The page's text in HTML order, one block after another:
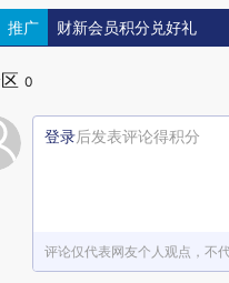
推广 财新会员积分兑好礼
0
登录后发表评论得积分
评论仅代表网友个人观点，不